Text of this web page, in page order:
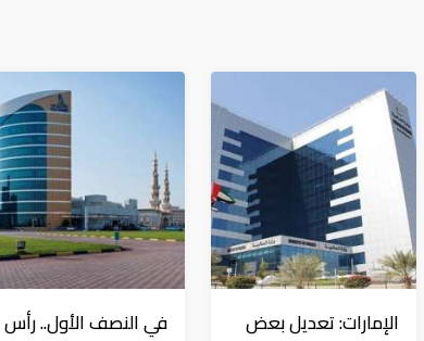
الإمارات: تعديل بعض
في النصف الأول.. رأس